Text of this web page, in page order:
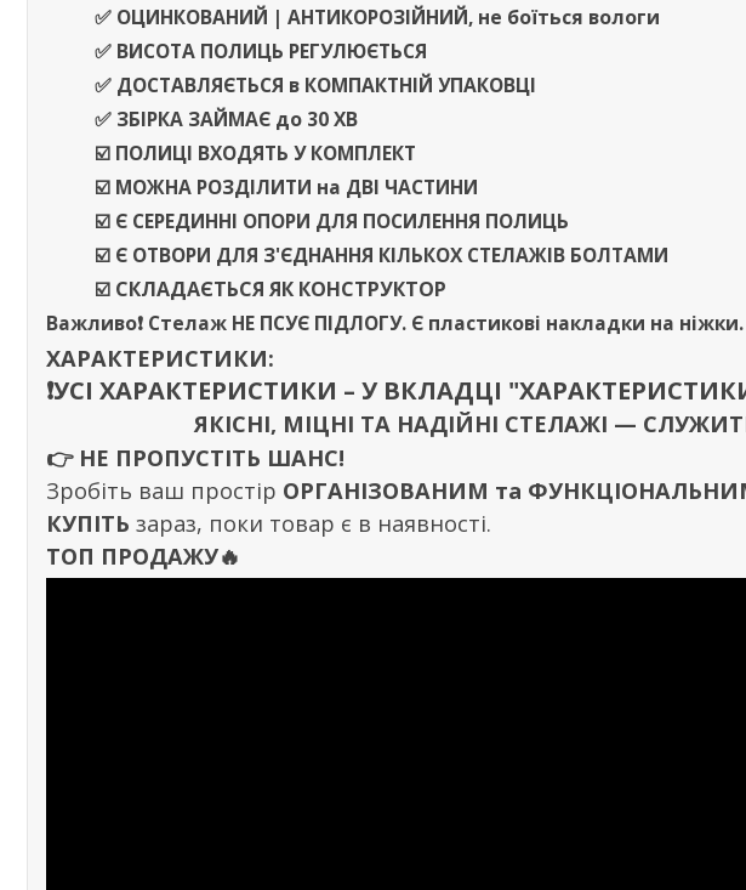
✅ ОЦИНКОВАНИЙ | АНТИКОРОЗІЙНИЙ, не боїться вологи
✅ ВИСОТА ПОЛИЦЬ РЕГУЛЮЄТЬСЯ
✅ ДОСТАВЛЯЄТЬСЯ в КОМПАКТНІЙ УПАКОВЦІ
✅ ЗБІРКА ЗАЙМАЄ до 30 ХВ
☑️ ПОЛИЦІ ВХОДЯТЬ У КОМПЛЕКТ
☑️ МОЖНА РОЗДІЛИТИ на ДВІ ЧАСТИНИ
☑️ Є СЕРЕДИННІ ОПОРИ ДЛЯ ПОСИЛЕННЯ ПОЛИЦЬ
☑️ Є ОТВОРИ ДЛЯ З'ЄДНАННЯ КІЛЬКОХ СТЕЛАЖІВ БОЛТАМИ
☑️ СКЛАДАЄТЬСЯ ЯК КОНСТРУКТОР
Важливо❗️ Стелаж НЕ ПСУЄ ПІДЛОГУ. Є пластикові накладки на ніжки.
ХАРАКТЕРИСТИКИ:
❗️УСІ ХАРАКТЕРИСТИКИ – У ВКЛАДЦІ
ЯКІСНІ, МІЦНІ ТА НАДІЙНІ СТЕЛАЖІ —
👉 НЕ ПРОПУСТІТЬ ШАНС!
Зробіть ваш простір ОРГАНІЗОВАНИМ та
КУПІТЬ зараз, поки товар є в наявності.
ТОП ПРОДАЖУ🔥